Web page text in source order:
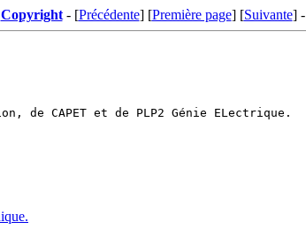
Copyright- [Précédente] [Première page] [Suivante] -